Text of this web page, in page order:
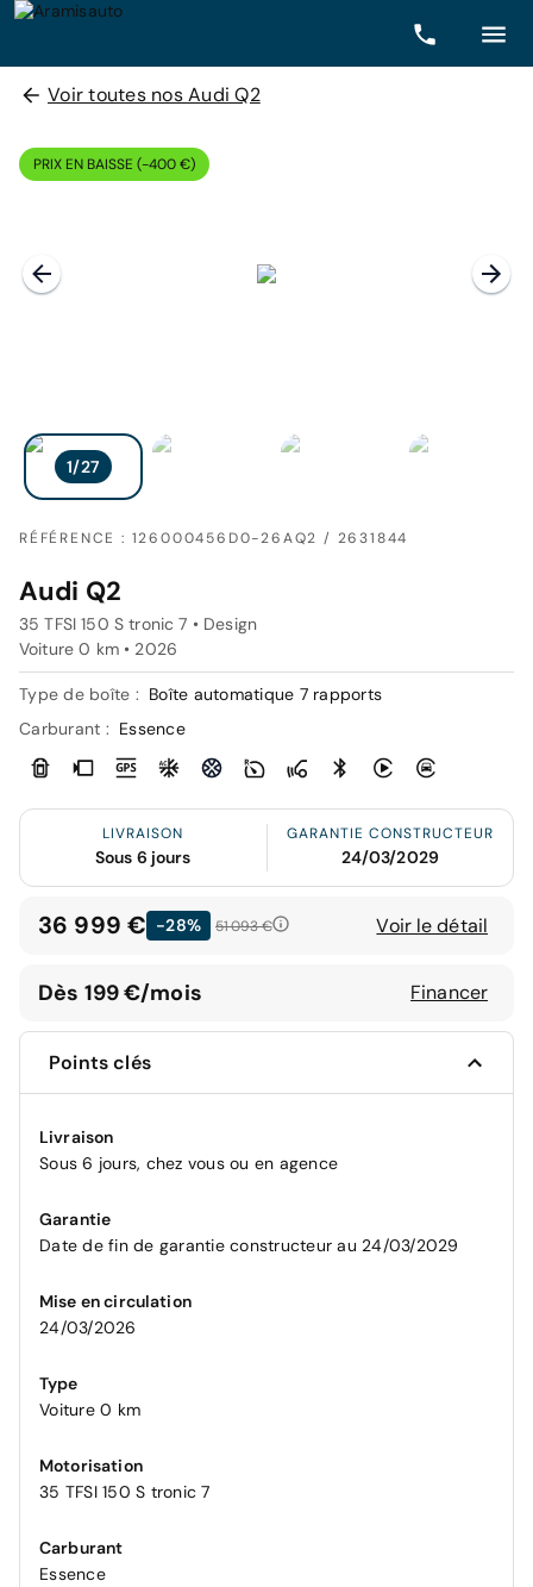
Voir toutes nos Audi Q2
PRIX EN BAISSE (-400 €)
RÉFÉRENCE : 126000456D0-26AQ2 / 2631844
Audi Q2
35 TFSI 150 S tronic 7 • Design
Voiture 0 km • 2026
Type de boîte : Boîte automatique 7 rapports
Carburant : Essence
LIVRAISON
Sous 6 jours
GARANTIE CONSTRUCTEUR
24/03/2029
36 999 € -28% 51 093 € Voir le détail
Dès 199 €/mois Financer
Points clés
Livraison
Sous 6 jours, chez vous ou en agence
Garantie
Date de fin de garantie constructeur au 24/03/2029
Mise en circulation
24/03/2026
Type
Voiture 0 km
Motorisation
35 TFSI 150 S tronic 7
Carburant
Essence